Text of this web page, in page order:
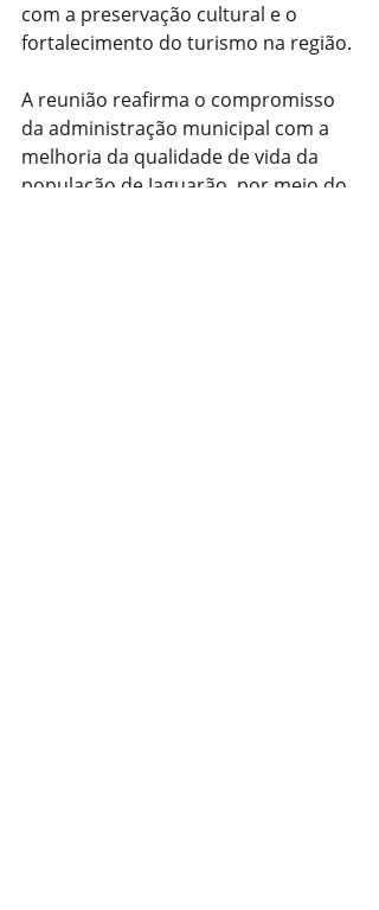
com a preservação cultural e o
fortalecimento do turismo na região.
A reunião reafirma o compromisso
da administração municipal com a
melhoria da qualidade de vida da
população de Jaguarão, por meio do